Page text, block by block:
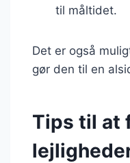
til måltidet.
Det er også
gør den til en
Tips til at